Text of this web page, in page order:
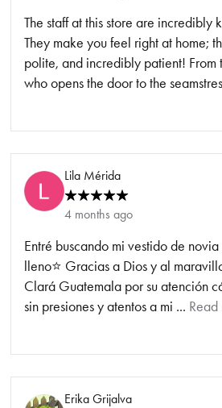
The staff at this store are incredibly
They make you feel right at home;
polite, and incredibly patient!
who opens the door to the
Lila Mérida
4 months ago
Entré buscando mi vestido de
lleno⭐ Gracias a Dios y al
Clará Guatemala por su atención
sin presiones y atentos a mi ... Read
Erika Grijalva